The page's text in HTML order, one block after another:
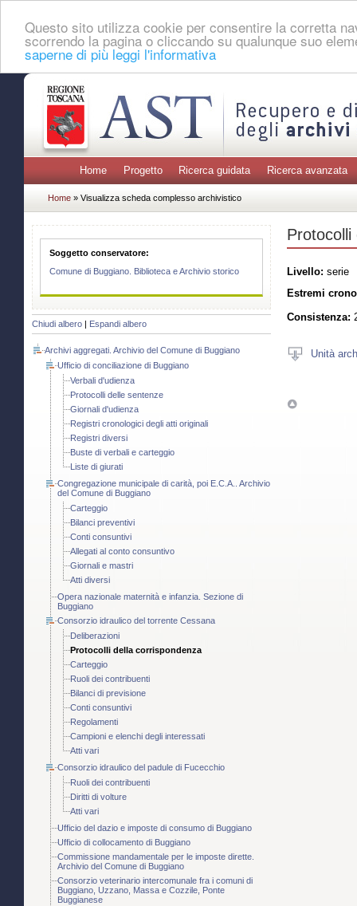
Questo sito utilizza cookie per consentire la corretta
scorrendo la pagina o cliccando su qualunque suo
saperne di più leggi l'informativa
Home Progetto Ricerca guidata Ricerca avanzata
Home » Visualizza scheda complesso archivistico
Soggetto conservatore:
Comune di Buggiano. Biblioteca e Archivio storico
Chiudi albero Espandi albero
Archivi aggregati. Archivio del Comune di Buggiano
Ufficio di conciliazione di Buggiano
Verbali d'udienza
Protocolli delle sentenze
Giornali d'udienza
Registri cronologici degli atti originali
Registri diversi
Buste di verbali e carteggio
Liste di giurati
Congregazione municipale di carità, poi E.C.A.. Archivio
del Comune di Buggiano
Carteggio
Bilanci preventivi
Conti consuntivi
Allegati al conto consuntivo
Giornali e mastri
Atti diversi
Opera nazionale maternità e infanzia. Sezione di
Buggiano
Consorzio idraulico del torrente Cessana
Deliberazioni
Protocolli della corrispondenza
Carteggio
Ruoli dei contribuenti
Bilanci di previsione
Conti consuntivi
Regolamenti
Campioni e elenchi degli interessati
Atti vari
Consorzio idraulico del padule di Fucecchio
Ruoli dei contribuenti
Diritti di volture
Atti vari
Ufficio del dazio e imposte di consumo di Buggiano
Ufficio di collocamento di Buggiano
Commissione mandamentale per le imposte dirette.
Archivio del Comune di Buggiano
Consorzio veterinario intercomunale fra i comuni di
Buggiano, Uzzano, Massa e Cozzile, Ponte
Buggianese
Protocolli
Livello: serie
Estremi
Consistenza:
Unità